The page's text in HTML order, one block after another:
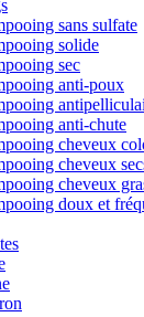
sans sulfate
solide
sec
anti-poux
anti-chute
cheveux
cheveux
cheveux
doux et